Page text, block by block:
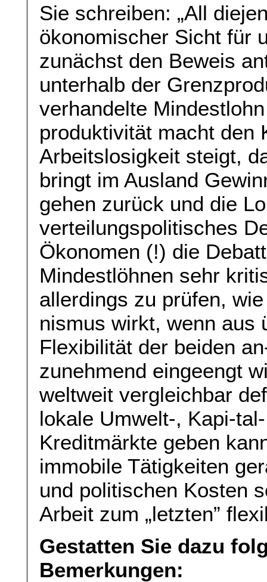
Sie schreiben: „All
ökonomischer Sicht für
zunächst den Beweis
unterhalb der
verhandelte
produktivität macht den
Arbeitslosigkeit steigt,
bringt im Ausland
gehen zurück und die
verteilungspolitisches
Ökonomen (!) die
Mindestlöhnen sehr
allerdings zu prüfen,
nismus wirkt, wenn aus
Flexibilität der beiden
zunehmend eingeengt
weltweit vergleichbar
lokale Umwelt-, Kapi-
Kreditmärkte geben
immobile Tätigkeiten
und politischen Kosten
Arbeit zum „letzten”
Gestatten Sie dazu
Bemerkungen: